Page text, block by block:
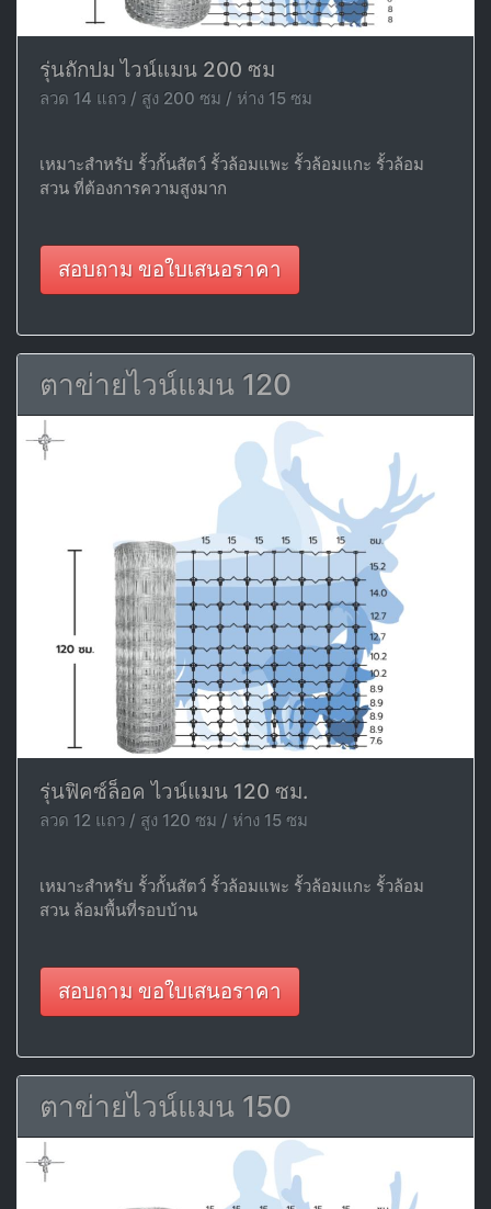
รุ่นถักปม ไวน์แมน 200 ซม
ลวด 14 แถว / สูง 200 ซม / ห่าง 15 ซม
เหมาะสำหรับ รั้วกั้นสัตว์ รั้วล้อมแพะ รั้วล้อมแกะ รั้วล้อม
สวน ที่ต้องการความสูงมาก
สอบถาม ขอใบเสนอราคา
ตาข่ายไวน์แมน 120
รุ่นฟิคซ์ล็อค ไวน์แมน 120 ซม.
ลวด 12 แถว / สูง 120 ซม / ห่าง 15 ซม
เหมาะสำหรับ รั้วกั้นสัตว์ รั้วล้อมแพะ รั้วล้อมแกะ รั้วล้อม
สวน ล้อมพื้นที่รอบบ้าน
สอบถาม ขอใบเสนอราคา
ตาข่ายไวน์แมน 150